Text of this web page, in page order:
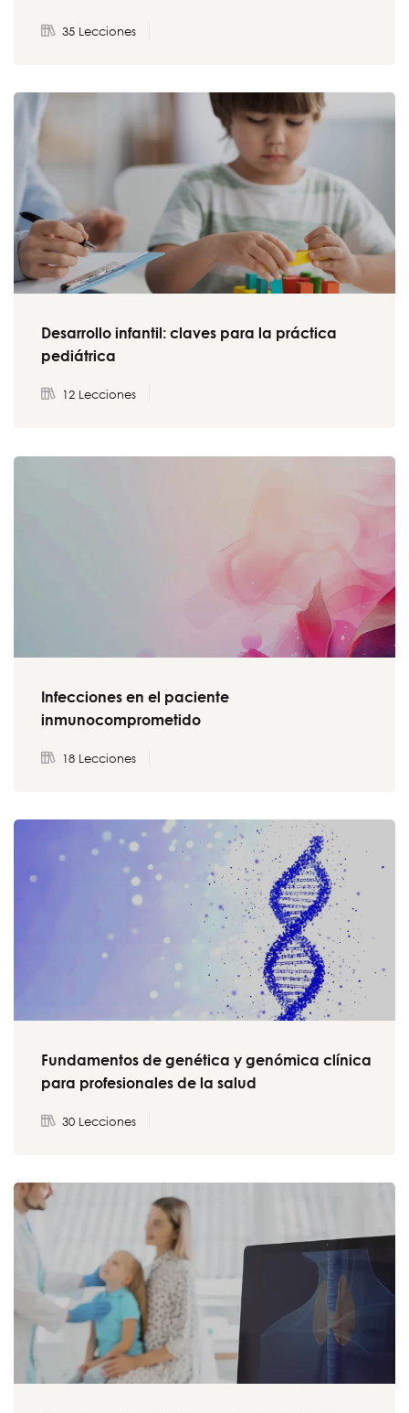
35 Lecciones
Desarrollo infantil: claves para la práctica
pediátrica
12 Lecciones
Infecciones en el paciente
inmunocomprometido
18 Lecciones
Fundamentos de genética y genómica clínica
para profesionales de la salud
30 Lecciones